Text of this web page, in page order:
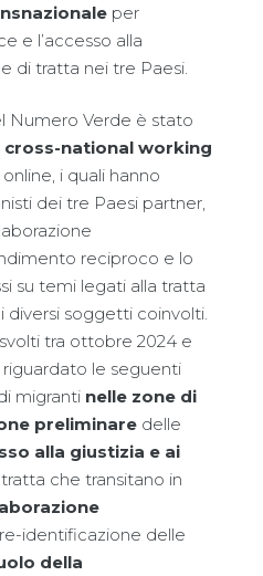
per
e l’accesso alla
di tratta nei tre Paesi.
Numero Verde è stato
cross-national working
i quali hanno
dei tre Paesi partner,
reciproco e lo
su temi legati alla tratta
diversi soggetti coinvolti.
tra ottobre 2024 e
le seguenti
migranti nelle zone di
preliminare delle
alla giustizia e ai
che transitano in
identificazione delle
della